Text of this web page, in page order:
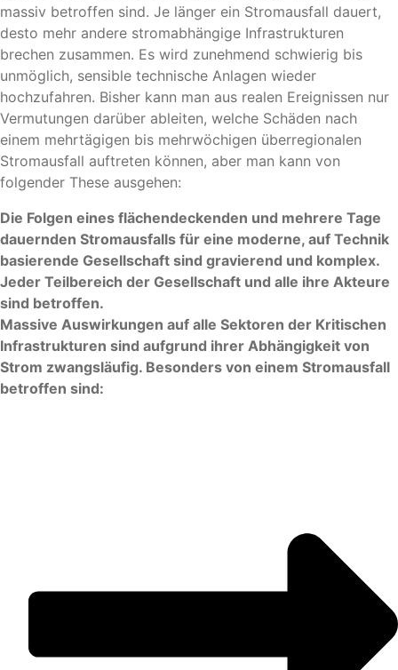
massiv betroffen sind. Je länger ein Stromausfall dauert,
desto mehr andere stromabhängige Infrastrukturen
brechen zusammen. Es wird zunehmend schwierig bis
unmöglich, sensible technische Anlagen wieder
hochzufahren. Bisher kann man aus realen Ereignissen nur
Vermutungen darüber ableiten, welche Schäden nach
einem mehrtägigen bis mehrwöchigen überregionalen
Stromausfall auftreten können, aber man kann von
folgender These ausgehen:
Die Folgen eines flächendeckenden und mehrere Tage
dauernden Stromausfalls für eine moderne, auf Technik
basierende Gesellschaft sind gravierend und komplex.
Jeder Teilbereich der Gesellschaft und alle ihre Akteure
sind betroffen.
Massive Auswirkungen auf alle Sektoren der Kritischen
Infrastrukturen sind aufgrund ihrer Abhängigkeit von
Strom zwangsläufig. Besonders von einem Stromausfall
betroffen sind: